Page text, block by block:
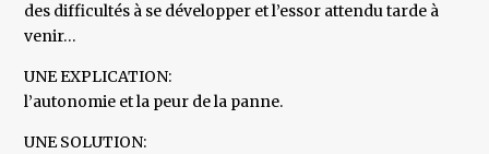
des difficultés à se développer et l’essor attendu tarde à
venir…
UNE EXPLICATION:
l’autonomie et la peur de la panne.
UNE SOLUTION: